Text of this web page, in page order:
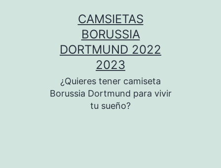
CAMSIETAS
BORUSSIA
DORTMUND 2022
2023
¿Quieres tener camiseta
Borussia Dortmund para vivir
tu sueño?